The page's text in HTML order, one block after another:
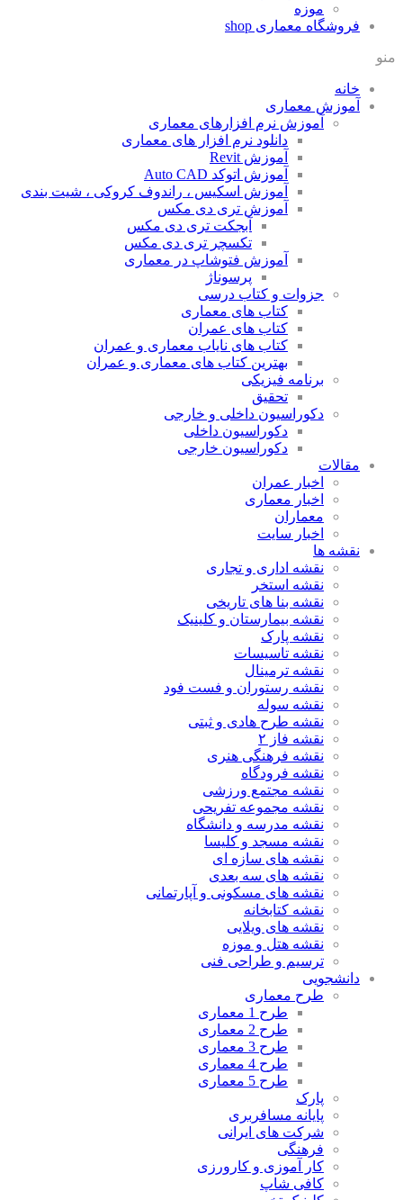
موزه
فروشگاه معماری shop
منو
خانه
آموزش معماری
آموزش نرم افزارهای معماری
دانلود نرم افزار های معماری
آموزش Revit
آموزش اتوکد Auto CAD
آموزش اسکیس ، راندوف کروکی ، شیت بندی
آموزش تری دی مکس
آبجکت تری دی مکس
تکسچر تری دی مکس
آموزش فتوشاپ در معماری
پرسوناژ
جزوات و کتاب درسی
کتاب های معماری
کتاب های عمران
کتاب های نایاب معماری و عمران
بهترین کتاب های معماری و عمران
برنامه فیزیکی
تحقیق
دکوراسیون داخلی و خارجی
دکوراسیون داخلی
دکوراسیون خارجی
مقالات
اخبار عمران
اخبار معماری
معماران
اخبار سایت
نقشه ها
نقشه اداری و تجاری
نقشه استخر
نقشه بنا های تاریخی
نقشه بیمارستان و کلینیک
نقشه پارک
نقشه تاسیسات
نقشه ترمینال
نقشه رستوران و فست فود
نقشه سوله
نقشه طرح هادی و ثبتی
نقشه فاز ۲
نقشه فرهنگی هنری
نقشه فرودگاه
نقشه مجتمع ورزشی
نقشه مجموعه تفریحی
نقشه مدرسه و دانشگاه
نقشه مسجد و کلیسا
نقشه های سازه ای
نقشه های سه بعدی
نقشه های مسکونی و آپارتمانی
نقشه کتابخانه
نقشه های ویلایی
نقشه هتل و موزه
ترسیم و طراحی فنی
دانشجویی
طرح معماری
طرح 1 معماری
طرح 2 معماری
طرح 3 معماری
طرح 4 معماری
طرح 5 معماری
پارک
پایانه مسافربری
شرکت های ایرانی
فرهنگی
کار آموزی و کارورزی
کافی شاپ